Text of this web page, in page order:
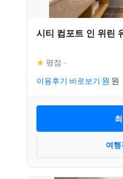
시티 컴포트 인 위린
★ 평점 –
이용후기 바로보기
여